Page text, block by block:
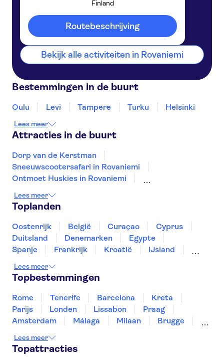
Finland
Routebeschrijving
Finland
Bekijk alle activiteiten in Rovaniemi
Bestemmingen in de buurt
Oulu Levi Tampere Turku Helsinki
Lees meer
Attracties in de buurt
Dorp van de Kerstman
Sneeuwscootersafari in Rovaniemi
Ontmoet Huskies in Rovaniemi
Northern Lights in Rovaniemi
Ontmoet Huskies in Levi
Flying Cinema Helsinki
SkyWheel Helsinki
Kathedraal van Helsinki
Lees meer
Toplanden
Oostenrijk België Curaçao
Cyprus
Duitsland
Denemarken
Egypte
Spanje
Frankrijk Kroatië
IJsland
Noorwegen
Portugal
Thailand
Tunesië
Lees meer
Topbestemmingen
Rome Tenerife Barcelona
Kreta
Parijs
Londen Lissabon
Praag
Amsterdam
Málaga Milaan
Brugge
Den Haag
Utrecht
Haarlem
Leiden
Lees meer
Topattracties